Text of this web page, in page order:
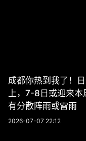
成都你热到我了！
上，7-8日或迎来本
有分散阵雨或雷雨
2026-07-07 22:12